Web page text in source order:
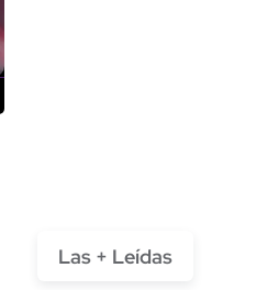
Las + Leídas